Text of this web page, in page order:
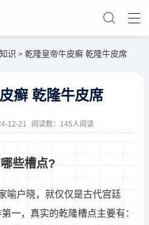
识 > 乾隆皇帝牛皮癣 乾隆牛皮席
癣 乾隆牛皮席
12-21 阅读数：145人阅读
些槽点?
喻户晓，就仅仅是古代宫廷
一，真实的乾隆槽点主要有：